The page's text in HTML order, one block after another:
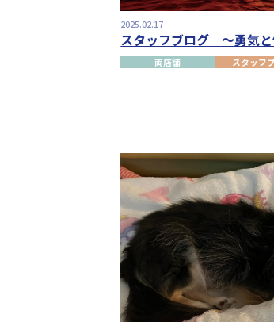
2025.02.17
スタッフブログ ～勇気
両店舗 スタッフ